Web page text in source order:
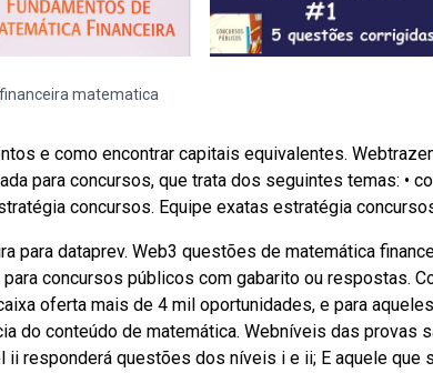
financeira matematica
e como encontrar capitais equivalentes.
para concursos, que trata dos seguintes temas: •
concursos. Equipe exatas estratégia
para dataprev. Web3 questões de matemática
concursos públicos com gabarito ou respostas.
oferta mais de 4 mil oportunidades, e para
do conteúdo de matemática. Webníveis das provas
ii responderá questões dos níveis i e ii; E aquele que